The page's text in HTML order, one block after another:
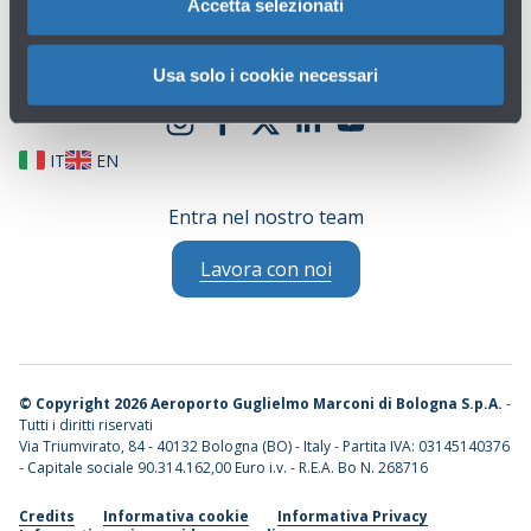
Accetta selezionati
Usa solo i cookie necessari
IT EN
Entra nel nostro team
Lavora con noi
© Copyright 2026 Aeroporto Guglielmo Marconi di Bologna S.p.A. -
Tutti i diritti riservati
Via Triumvirato, 84 - 40132 Bologna (BO) - Italy - Partita IVA: 03145140376
- Capitale sociale 90.314.162,00 Euro i.v. - R.E.A. Bo N. 268716
Credits Informativa cookie
Informativa Privacy